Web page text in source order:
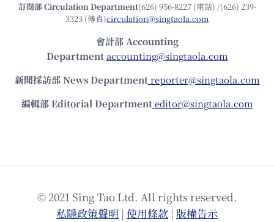
訂閱部 Circulation Department(626) 956-8227 (電話) /(626) 239-
3323 (傳真)circulation@singtaola.com
會計部 Accounting
Department accounting@singtaola.com
新聞採訪部 News Department reporter@singtaola.com
編輯部 Editorial Department editor@singtaola.com
© 2021 Sing Tao Ltd. All rights reserved.
私隱政策聲明 | 使⽤條款 | 版權告⽰